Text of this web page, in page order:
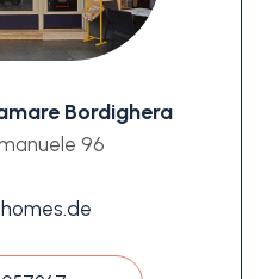
Bordighera
96